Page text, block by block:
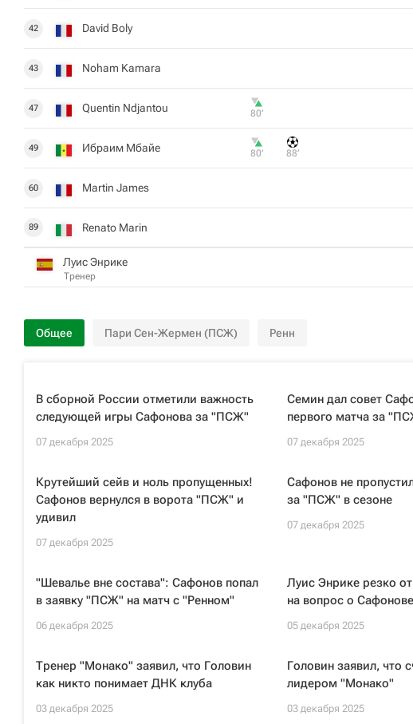
42 David Boly
43 Noham Kamara
47 Quentin Ndjantou 80‎’‎
49 Ибраим Мбайе 80‎’‎ 88‎’‎
60 Martin James
89 Renato Marin
Луис Энрике
Тренер
Общее Пари Сен-Жермен (ПСЖ) Ренн
В сборной России отметили важность
следующей игры Сафонова за "ПСЖ"
07 декабря 2025
Семин дал совет
первого матча за
07 декабря 2025
Крутейший сейв и ноль пропущенных!
Сафонов вернулся в ворота "ПСЖ" и
удивил
07 декабря 2025
Сафонов не
за "ПСЖ" в сезоне
07 декабря 2025
"Шевалье вне состава": Сафонов попал
в заявку "ПСЖ" на матч с "Ренном"
06 декабря 2025
Луис Энрике резко
на вопрос о Сафонове
05 декабря 2025
Тренер "Монако" заявил, что Головин
как никто понимает ДНК клуба
03 декабря 2025
Головин заявил, что
лидером "Монако"
03 декабря 2025